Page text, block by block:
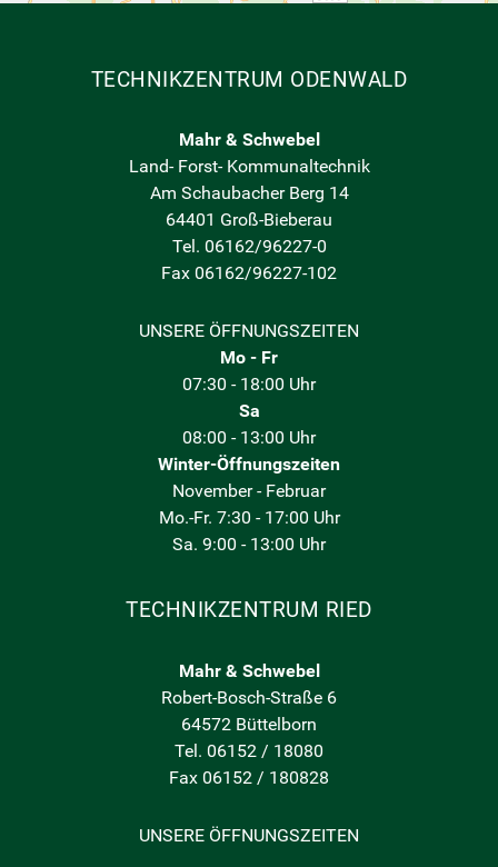
TECHNIKZENTRUM ODENWALD
Mahr & Schwebel
Land- Forst- Kommunaltechnik
Am Schaubacher Berg 14
64401 Groß-Bieberau
Tel. 06162/96227-0
Fax 06162/96227-102
UNSERE ÖFFNUNGSZEITEN
Mo - Fr
07:30 - 18:00 Uhr
Sa
08:00 - 13:00 Uhr
Winter-Öffnungszeiten
November - Februar
Mo.-Fr. 7:30 - 17:00 Uhr
Sa. 9:00 - 13:00 Uhr
TECHNIKZENTRUM RIED
Mahr & Schwebel
Robert-Bosch-Straße 6
64572 Büttelborn
Tel. 06152 / 18080
Fax 06152 / 180828
UNSERE ÖFFNUNGSZEITEN